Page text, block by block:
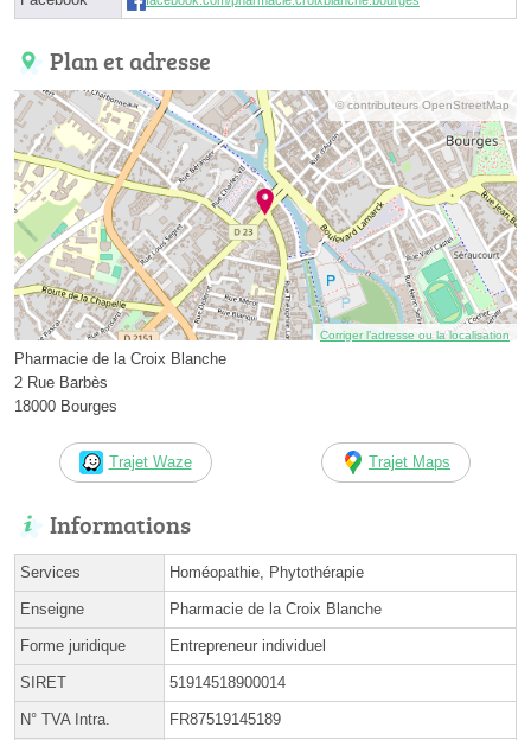
Plan et adresse
© contributeurs OpenStreetMap
Corriger l’adresse ou la localisation
Pharmacie de la Croix Blanche
2 Rue Barbès
18000 Bourges
Trajet Waze Trajet Maps
Informations
Services Homéopathie, Phytothérapie
Enseigne Pharmacie de la Croix Blanche
Forme juridique Entrepreneur individuel
SIRET 51914518900014
N° TVA Intra. FR87519145189